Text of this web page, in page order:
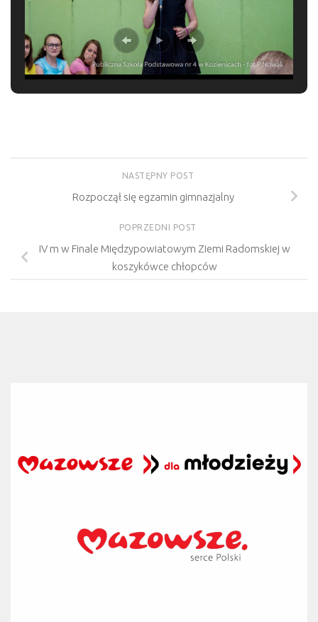
NASTĘPNY POST
Rozpoczął się egzamin gimnazjalny
POPRZEDNI POST
IV m w Finale Międzypowiatowym Ziemi Radomskiej w
koszykówce chłopców